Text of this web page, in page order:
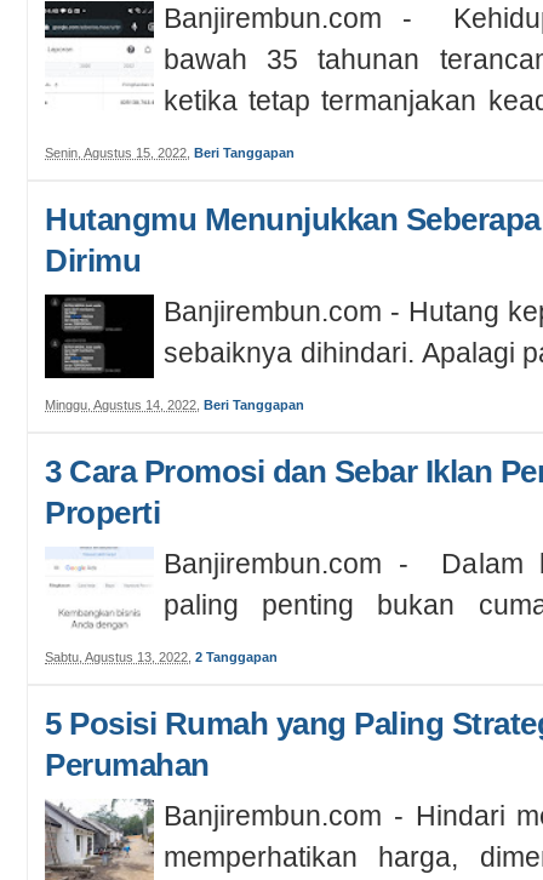
Banjirembun.com -
bawah 35 tahunan
ketika tetap termanjakan
janji d...
Senin, Agustus 15, 2022 Beri Tanggapan
Hutangmu Menunjukkan
Dirimu
Banjirembun.com - Hutang
sebaiknya dihindari. Apalagi
serta keluarga sendiri.
Minggu, Agustus 14, 2022 Beri Tanggapan
3 Cara Promosi dan Sebar Iklan
Properti
Banjirembun.com - Dalam
paling penting bukan
mencari aset di lokasi tepat
Sabtu, Agustus 13, 2022 2 Tanggapan
5 Posisi Rumah yang Paling
Perumahan
Banjirembun.com - Hindari
memperhatikan harga,